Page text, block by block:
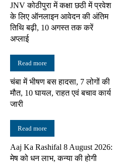
JNV कोठीपुरा में कक्षा छठी में प्रवेश
के लिए ऑनलाइन आवेदन की अंतिम
तिथि बढ़ी, 10 अगस्त तक करें
अप्लाई
Read more
चंबा में भीषण बस हादसा, 7 लोगों की
मौत, 10 घायल, राहत एवं बचाव कार्य
जारी
Read more
Aaj Ka Rashifal 8 August 2026:
मेष को धन लाभ, कन्या की होगी